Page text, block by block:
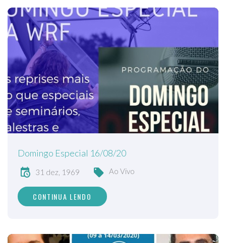
Domingo Especial 16/08/20
31 dez, 1969 Ao Vivo
CONTINUA LENDO